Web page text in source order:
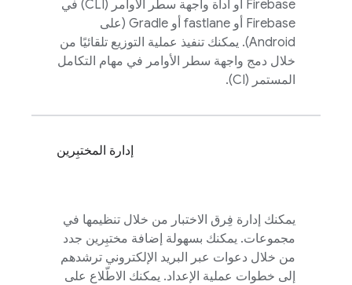
Firebase
أو أداة واجهة سطر الأوامر (CLI) في
Firebase أو fastlane أو Gradle (على
Android). يمكنك تنفيذ عملية التوزيع تلقائيًا من
خلال دمج واجهة سطر الأوامر في مهام التكامل
المستمر (CI).
إدارة المختبِرين
يمكنك إدارة فِرق الاختبار من خلال تنظيمها في
مجموعات. يمكنك بسهولة إضافة مختبِرين جدد
من خلال دعوات عبر البريد الإلكتروني ترشدهم
إلى خطوات عملية الإعداد. يمكنك الاطّلاع على